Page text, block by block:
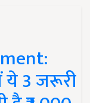
3 जरूरी